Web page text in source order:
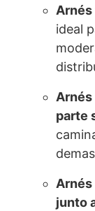
ideal
Arnés
parte
junto